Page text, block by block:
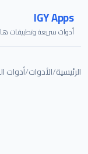
IGY Apps
أدوات سريعة وتطبيقات
الرئيسية/الأدوات/أدوات